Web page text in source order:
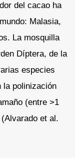
del cacao ha
Malasia,
La mosquilla
Díptera, de la
especies
la polinización
(entre >1
et al.